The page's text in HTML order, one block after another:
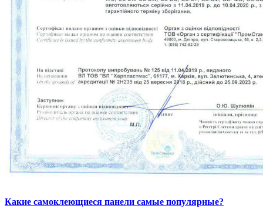
Какие самоклеющиеся панели самые популярные?